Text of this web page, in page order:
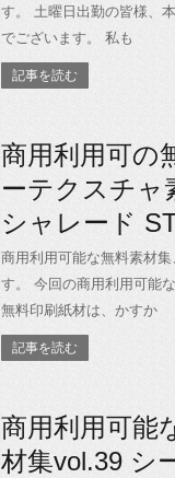
す。 土曜日出勤の皆様、
でございます。 私も
記事を読む
商用利用可の
ーテクスチャ
シャレード
商用利用可能な無料素材
す。 今回の商用利用可能
無料印刷紙材は、かすか
記事を読む
商用利用可能
材集vol.39 シ